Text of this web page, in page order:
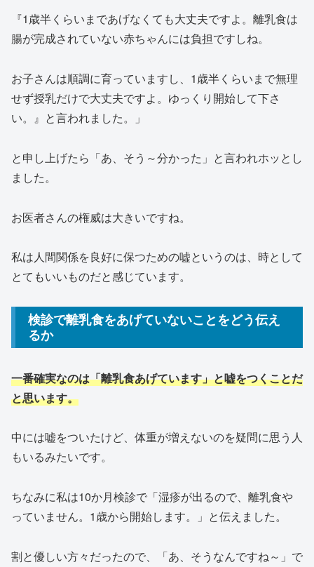
『1歳半くらいまであげなくても大丈夫ですよ。離乳食は
腸が完成されていない赤ちゃんには負担ですしね。
お子さんは順調に育っていますし、1歳半くらいまで無理
せず授乳だけで大丈夫ですよ。ゆっくり開始して下さ
い。』と言われました。」
と申し上げたら「あ、そう～分かった」と言われホッとし
ました。
お医者さんの権威は大きいですね。
私は人間関係を良好に保つための嘘というのは、時として
とてもいいものだと感じています。
検診で離乳食をあげていないことをどう伝え
るか
一番確実なのは「離乳食あげています」と嘘をつくことだ
と思います。
中には嘘をついたけど、体重が増えないのを疑問に思う人
もいるみたいです。
ちなみに私は10か月検診で「湿疹が出るので、離乳食や
っていません。1歳から開始します。」と伝えました。
割と優しい方々だったので、「あ、そうなんですね～」で